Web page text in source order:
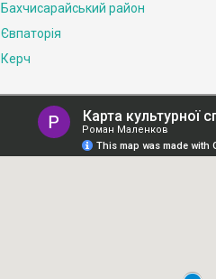
Бахчисарайський район
Євпаторія
Керч